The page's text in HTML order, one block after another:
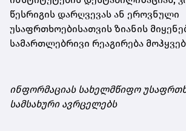
წესრიგის დარღვევას ან ეროვნული
უსაფრთხოებისათვის ზიანის
სამართლებრივი რეაგირება
ინფორმაციას სახელმწიფო
სამსახური ავრცელებს